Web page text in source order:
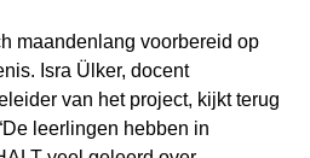
maandenlang voorbereid op
Isra Ülker, docent
van het project, kijkt terug
leerlingen hebben in